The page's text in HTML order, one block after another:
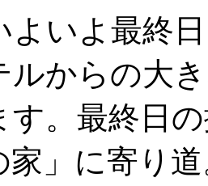
よいよ最終
ルからの大
す。最終日
家」に寄り